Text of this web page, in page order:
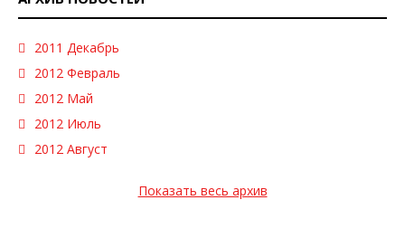
2011 Декабрь
2012 Февраль
2012 Май
2012 Июль
2012 Август
Показать весь архив